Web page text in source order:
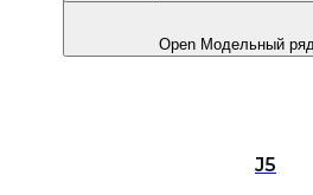
Open Модельный
J5